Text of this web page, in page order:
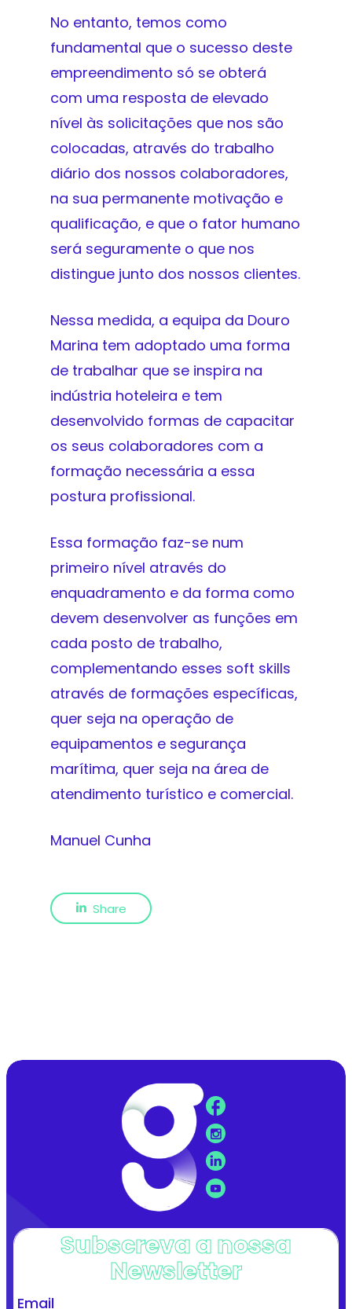
No entanto, temos como
fundamental que o sucesso deste
empreendimento só se obterá
com uma resposta de elevado
nível às solicitações que nos são
colocadas, através do trabalho
diário dos nossos colaboradores,
na sua permanente motivação e
qualificação, e que o fator humano
será seguramente o que nos
distingue junto dos nossos clientes.
Nessa medida, a equipa da Douro
Marina tem adoptado uma forma
de trabalhar que se inspira na
indústria hoteleira e tem
desenvolvido formas de capacitar
os seus colaboradores com a
formação necessária a essa
postura profissional.
Essa formação faz-se num
primeiro nível através do
enquadramento e da forma como
devem desenvolver as funções em
cada posto de trabalho,
complementando esses soft skills
através de formações específicas,
quer seja na operação de
equipamentos e segurança
marítima, quer seja na área de
atendimento turístico e comercial.
Manuel Cunha
Share
Subscreva a nossa
Newsletter
Email